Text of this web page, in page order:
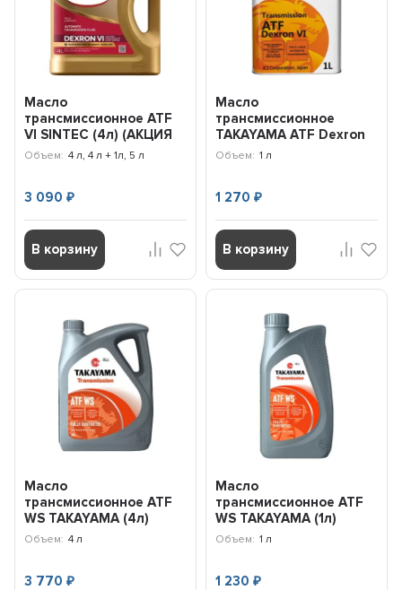
Масло
трансмиссионное ATF
VI SINTEC (4л) (АКЦИЯ
4л+1л) 101779
Объем: 4 л, 4 л + 1л, 5 л
3 090₽
В корзину
Масло
трансмиссионное
TAKAYAMA ATF Deхron
VI (1л) 605608
Объем: 1 л
1 270 ₽
В корзину
Масло
трансмиссионное ATF
WS TAKAYAMA (4л)
100757
Объем: 4 л
3 770₽
Масло
трансмиссионное ATF
WS TAKAYAMA (1л)
101423
Объем: 1 л
1 230 ₽